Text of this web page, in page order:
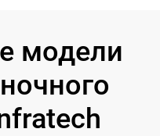
модели